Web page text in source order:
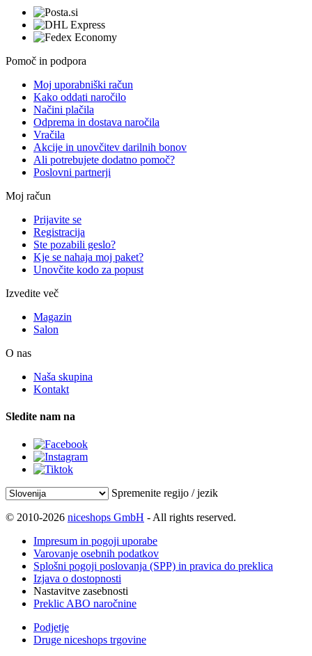
Pomoč in podpora
Moj uporabniški račun
Kako oddati naročilo
Načini plačila
Odprema in dostava naročila
Vračila
Akcije in unovčitev darilnih bonov
Ali potrebujete dodatno pomoč?
Poslovni partnerji
Moj račun
Prijavite se
Registracija
Ste pozabili geslo?
Kje se nahaja moj paket?
Unovčite kodo za popust
Izvedite več
Magazin
Salon
O nas
Naša skupina
Kontakt
Sledite nam na
Spremenite regijo / jezik
© 2010-2026 niceshops GmbH - All rights reserved.
Impresum in pogoji uporabe
Varovanje osebnih podatkov
Splošni pogoji poslovanja (SPP) in pravica do preklica
Izjava o dostopnosti
Nastavitve zasebnosti
Preklic ABO naročnine
Podjetje
Druge niceshops trgovine